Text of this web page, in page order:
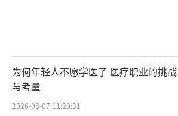
为何年轻人不愿学医了 医疗职业的挑战
与考量
2026-08-07 11:20:31